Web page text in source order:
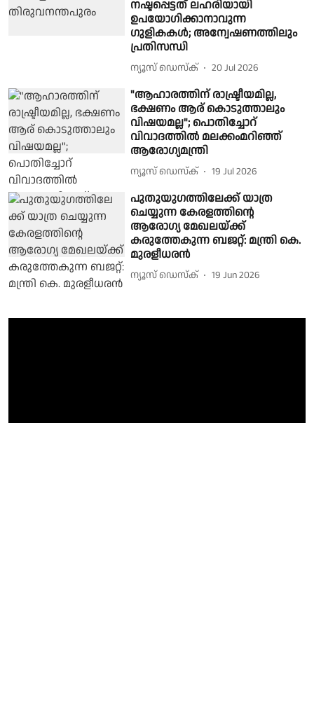
നഷ്ടപ്പെട്ടത് ലഹരിയായി
ഉപയോഗിക്കാനാവുന്ന
ഗുളികകള്‍; അന്വേഷണത്തിലും
പ്രതിസന്ധി
ന്യൂസ് ഡെസ്ക് 20 Jul 2026
"ആഹാരത്തിന് രാഷ്ട്രീയമില്ല,
ഭക്ഷണം ആര് കൊടുത്താലും
വിഷയമല്ല"; പൊതിച്ചോറ്
വിവാദത്തില്‍ മലക്കംമറിഞ്ഞ്
ആരോഗ്യമന്ത്രി
ന്യൂസ് ഡെസ്ക് 19 Jul 2026
പുതുയുഗത്തിലേക്ക് യാത്ര
ചെയ്യുന്ന കേരളത്തിൻ്റെ
ആരോഗ്യ മേഖലയ്ക്ക്
കരുത്തേകുന്ന ബജറ്റ്: മന്ത്രി കെ.
മുരളീധരൻ
ന്യൂസ് ഡെസ്ക് 19 Jun 2026